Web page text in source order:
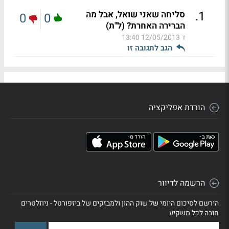
1
.
סליחה שאני שואל, אבל מה
הברירה האחרת? (ל"ת)
ד12/05/2013 13:40
הגב לתגובה זו
0
0
הורדת אפליקציה
הרשמה לדיוור
הירשם לסיכום היומי של שוק ההון ולמבזקים של ביזפורטל - ניוזלטרים
חובה לכל משקיע